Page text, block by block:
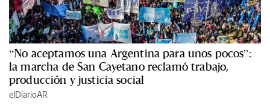
“No aceptamos una Argentina para unos pocos”:
la marcha de San Cayetano reclamó trabajo,
producción y justicia social
elDiarioAR